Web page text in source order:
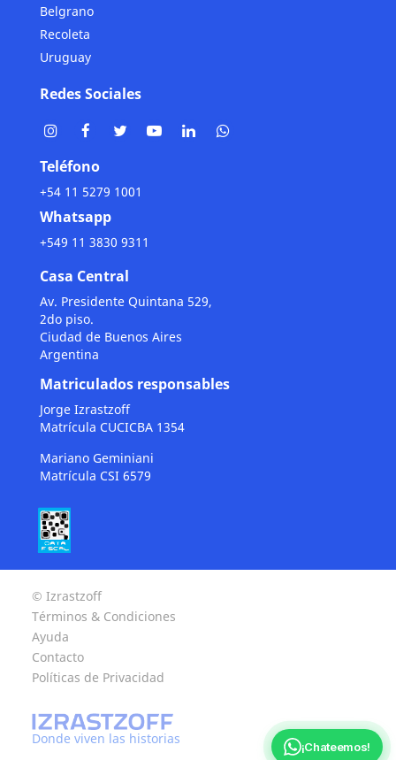
Belgrano
Recoleta
Uruguay
Redes Sociales
Teléfono
+54 11 5279 1001
Whatsapp
+549 11 3830 9311
Casa Central
Av. Presidente Quintana 529,
2do piso.
Ciudad de Buenos Aires
Argentina
Matriculados responsables
Jorge Izrastzoff
Matrícula CUCICBA 1354
Mariano Geminiani
Matrícula CSI 6579
© Izrastzoff
Términos & Condiciones
Ayuda
Contacto
Políticas de Privacidad
Donde viven las historias ¡Chateemos!